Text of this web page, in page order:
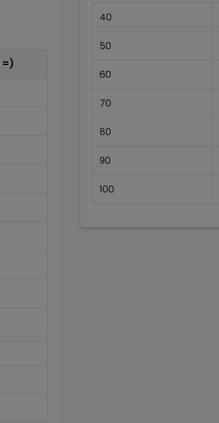
=)
40
50
60
70
80
90
100